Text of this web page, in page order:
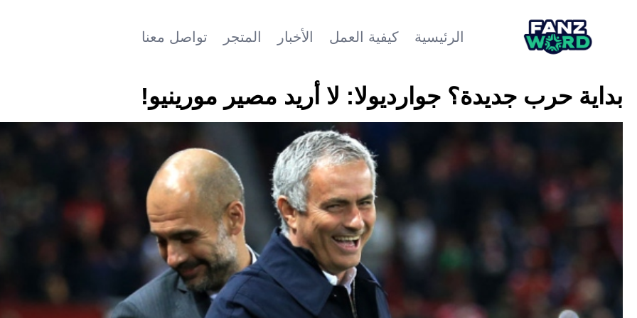
الرئيسية كيفية العمل الأخبار المتجر تواصل معنا
بداية حرب جديدة؟ جوارديولا: لا أريد مصير مورينيو!